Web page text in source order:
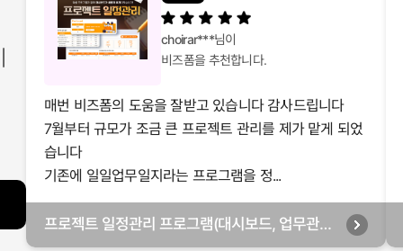
choirar***님이
비즈폼을 추천합니다.
매번 비즈폼의 도움을 잘받고 있습니다 감사드립니다
7월부터 규모가 조금 큰 프로젝트 관리를 제가 맡게 되었
습니다
기존에 일일업무일지라는 프로그램을 정...
프로젝트 일정관리 프로그램(대시보드, 업무관리,